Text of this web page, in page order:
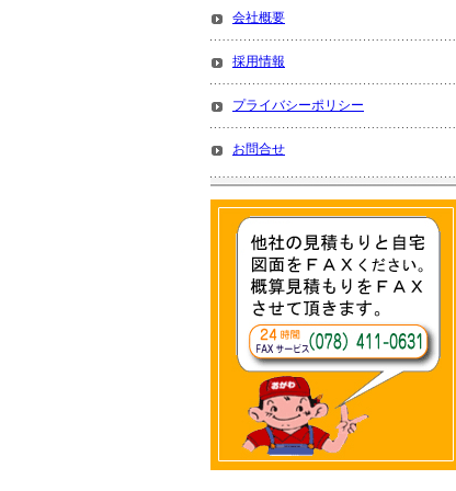
会社概要
採用情報
プライバシーポリシー
お問合せ